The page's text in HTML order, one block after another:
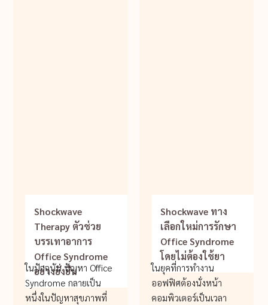
Shockwave
Therapy ตัวช่วย
บรรเทาอาการ
Office Syndrome
อย่างยั่งยืน
ในปัจจุบัน ปัญหา Office
Syndrome กลายเป็น
หนึ่งในปัญหาสุขภาพที่
Shockwave ทาง
เลือกใหม่การรักษา
Office Syndrome
โดยไม่ต้องใช้ยา
ในยุคที่การทำงาน
ออฟฟิศต้องนั่งหน้า
คอมพิวเตอร์เป็นเวลา